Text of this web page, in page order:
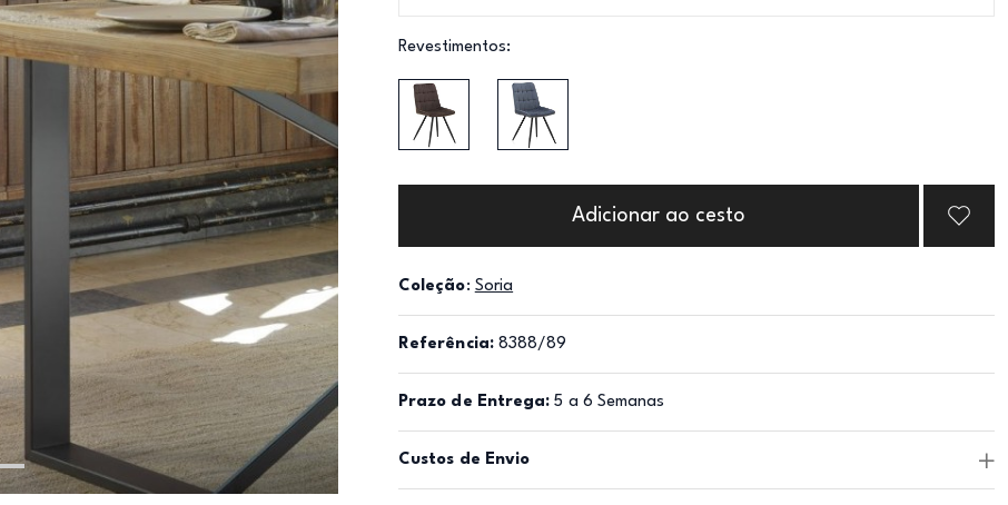
Revestimentos:
Adicionar ao cesto
Coleção: Soria
Referência: 8388/89
Prazo de Entrega: 5 a 6 Semanas
Custos de Envio